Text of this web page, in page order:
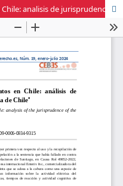
Tratamiento de los neurodatos en Chile: analisis de jurisprudencia de la Corte Suprema de Chile